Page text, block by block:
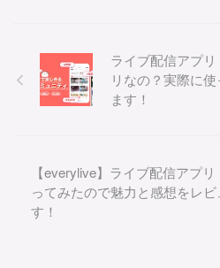
ライブ配信アプ
リなの？実際に
ます！
【everylive】ライブ配信アプ
ってみたので魅力と感想をレビ
す！